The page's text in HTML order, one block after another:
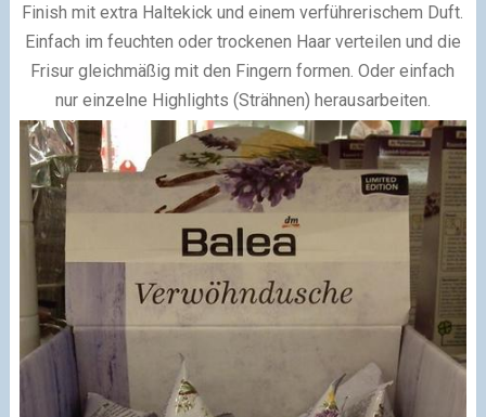
Finish mit extra Haltekick und einem verführerischem Duft.
Einfach im feuchten oder trockenen Haar verteilen und die
Frisur gleichmäßig mit den Fingern formen. Oder einfach
nur einzelne Highlights (Strähnen) herausarbeiten.